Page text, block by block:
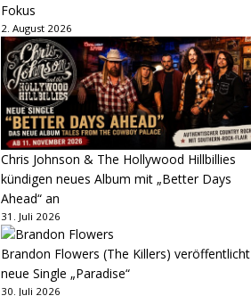
Fokus
2. August 2026
Chris Johnson & The Hollywood Hillbillies
kündigen neues Album mit „Better Days
Ahead“ an
31. Juli 2026
Brandon Flowers (The Killers) veröffentlicht
neue Single „Paradise“
30. Juli 2026